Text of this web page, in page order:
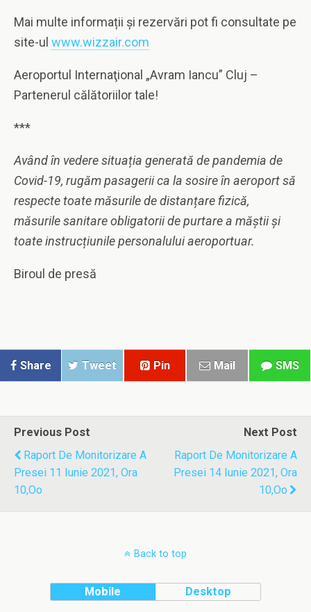
Mai multe informații şi rezervări pot fi consultate pe
site-ul www.wizzair.com
Aeroportul Internaţional „Avram Iancu” Cluj –
Partenerul călătoriilor tale!
***
Având în vedere situația generată de pandemia de
Covid-19, rugăm pasagerii ca la sosire în aeroport să
respecte toate măsurile de distanțare fizică,
măsurile sanitare obligatorii de purtare a măștii și
toate instrucțiunile personalului aeroportuar.
Biroul de presă
Share Tweet Pin Mail SMS
Previous Post
Raport De Monitorizare A
Presei 11 Iunie 2021, Ora
10,oo
Next Post
Raport De Monitorizare A
Presei 14 Iunie 2021, Ora
10,oo
Back to top
Mobile Desktop